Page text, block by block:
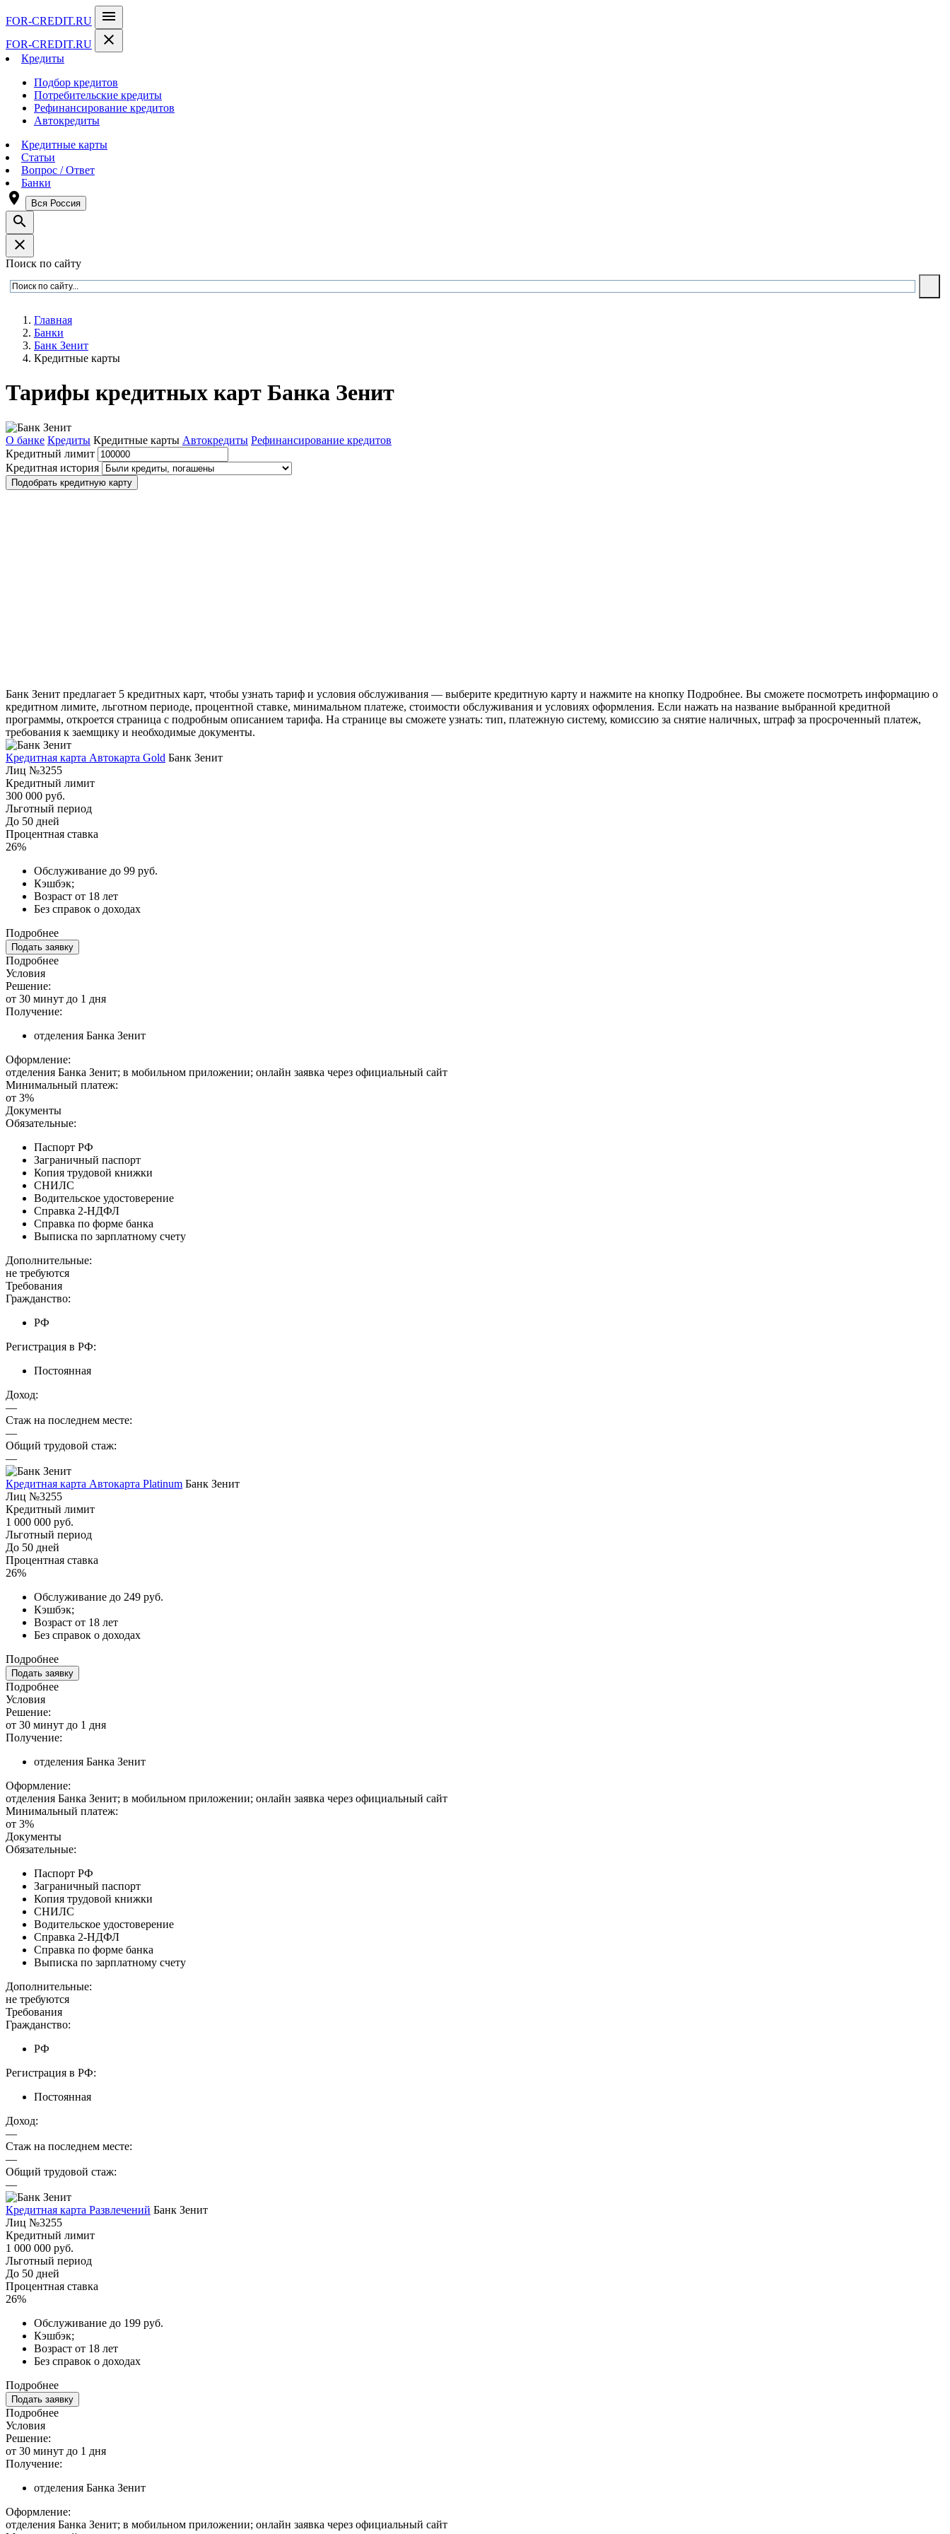
FOR-CREDIT.RU menu
FOR-CREDIT.RU close
Кредиты
Подбор кредитов
Потребительские кредиты
Рефинансирование кредитов
Автокредиты
Кредитные карты
Статьи
Вопрос / Ответ
Банки
room Вся Россия
search
close
Поиск по сайту
Главная
Банки
Банк Зенит
Кредитные карты
Тарифы кредитных карт Банка Зенит
О банке Кредиты Кредитные карты Автокредиты Рефинансирование кредитов
Кредитный лимит
Кредитная история
Подобрать кредитную карту
Банк Зенит предлагает 5 кредитных карт, чтобы узнать тариф и условия обслуживания — выберите кредитную карту и нажмите на кнопку Подробнее. Вы сможете посмотреть информацию о
кредитном лимите, льготном периоде, процентной ставке, минимальном платеже, стоимости обслуживания и условиях оформления. Если нажать на название выбранной кредитной
программы, откроется страница с подробным описанием тарифа. На странице вы сможете узнать: тип, платежную систему, комиссию за снятие наличных, штраф за просроченный платеж,
требования к заемщику и необходимые документы.
Кредитная карта Автокарта Gold Банк Зенит
Лиц №3255
Кредитный лимит
300 000 руб.
Льготный период
До 50 дней
Процентная ставка
26%
Обслуживание до 99 руб.
Кэшбэк;
Возраст от 18 лет
Без справок о доходах
Подробнее
Подать заявку
Подробнее
Условия
Решение:
от 30 минут до 1 дня
Получение:
отделения Банка Зенит
Оформление:
отделения Банка Зенит; в мобильном приложении; онлайн заявка через официальный сайт
Минимальный платеж:
от 3%
Документы
Обязательные:
Паспорт РФ
Заграничный паспорт
Копия трудовой книжки
СНИЛС
Водительское удостоверение
Справка 2-НДФЛ
Справка по форме банка
Выписка по зарплатному счету
Дополнительные:
не требуются
Требования
Гражданство:
РФ
Регистрация в РФ:
Постоянная
Доход:
—
Стаж на последнем месте:
—
Общий трудовой стаж:
—
Кредитная карта Автокарта Platinum Банк Зенит
Лиц №3255
Кредитный лимит
1 000 000 руб.
Льготный период
До 50 дней
Процентная ставка
26%
Обслуживание до 249 руб.
Кэшбэк;
Возраст от 18 лет
Без справок о доходах
Подробнее
Подать заявку
Подробнее
Условия
Решение:
от 30 минут до 1 дня
Получение:
отделения Банка Зенит
Оформление:
отделения Банка Зенит; в мобильном приложении; онлайн заявка через официальный сайт
Минимальный платеж:
от 3%
Документы
Обязательные:
Паспорт РФ
Заграничный паспорт
Копия трудовой книжки
СНИЛС
Водительское удостоверение
Справка 2-НДФЛ
Справка по форме банка
Выписка по зарплатному счету
Дополнительные:
не требуются
Требования
Гражданство:
РФ
Регистрация в РФ:
Постоянная
Доход:
—
Стаж на последнем месте:
—
Общий трудовой стаж:
—
Кредитная карта Развлечений Банк Зенит
Лиц №3255
Кредитный лимит
1 000 000 руб.
Льготный период
До 50 дней
Процентная ставка
26%
Обслуживание до 199 руб.
Кэшбэк;
Возраст от 18 лет
Без справок о доходах
Подробнее
Подать заявку
Подробнее
Условия
Решение:
от 30 минут до 1 дня
Получение:
отделения Банка Зенит
Оформление:
отделения Банка Зенит; в мобильном приложении; онлайн заявка через официальный сайт